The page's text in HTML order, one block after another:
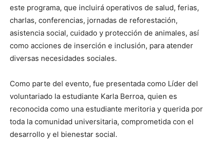
este programa, que incluirá operativos de salud, ferias,
charlas, conferencias, jornadas de reforestación,
asistencia social, cuidado y protección de animales, así
como acciones de inserción e inclusión, para atender
diversas necesidades sociales.
Como parte del evento, fue presentada como Líder del
voluntariado la estudiante Karla Berroa, quien es
reconocida como una estudiante meritoria y querida por
toda la comunidad universitaria, comprometida con el
desarrollo y el bienestar social.